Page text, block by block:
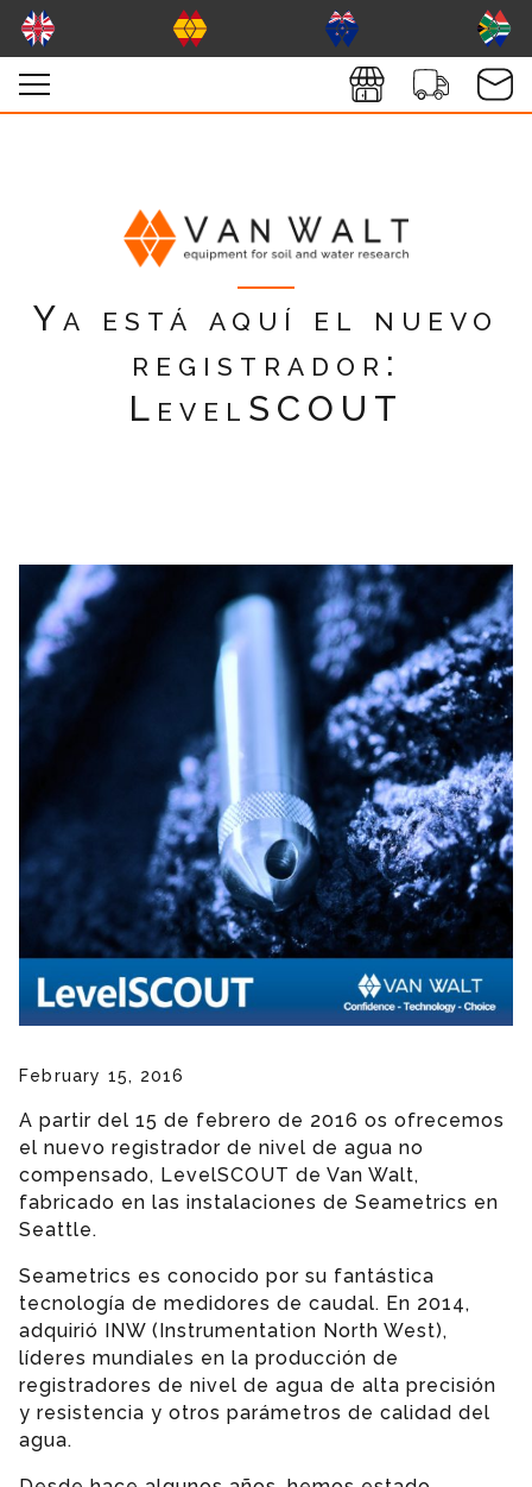
Ya está aquí el nuevo
registrador:
LevelSCOUT
February 15, 2016
A partir del 15 de febrero de 2016 os ofrecemos
el nuevo registrador de nivel de agua no
compensado, LevelSCOUT de Van Walt,
fabricado en las instalaciones de Seametrics en
Seattle.
Seametrics es conocido por su fantástica
tecnología de medidores de caudal. En 2014,
adquirió INW (Instrumentation North West),
líderes mundiales en la producción de
registradores de nivel de agua de alta precisión
y resistencia y otros parámetros de calidad del
agua.